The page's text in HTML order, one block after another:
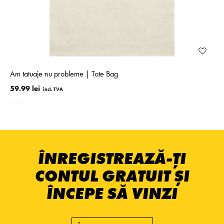
Am tatuaje nu probleme | Tote Bag
59.99 lei
ÎNREGISTREAZĂ-ȚI
CONTUL GRATUIT ȘI
ÎNCEPE SĂ VINZI